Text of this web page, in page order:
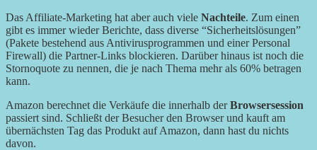
Das Affiliate-Marketing hat aber auch viele Nachteile. Zum einen
gibt es immer wieder Berichte, dass diverse “Sicherheitslösungen”
(Pakete bestehend aus Antivirusprogrammen und einer Personal
Firewall) die Partner-Links blockieren. Darüber hinaus ist noch die
Stornoquote zu nennen, die je nach Thema mehr als 60% betragen
kann.
Amazon berechnet die Verkäufe die innerhalb derBrowsersession
passiert sind. Schließt der Besucher den Browser und kauft am
übernächsten Tag das Produkt auf Amazon, dann hast du nichts
davon.